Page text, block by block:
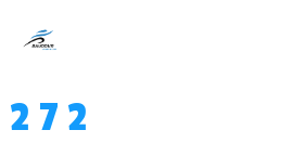
2 7 2